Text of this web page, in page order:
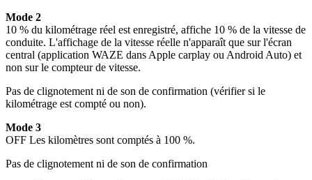
Mode 2
10 % du kilométrage réel est enregistré, affiche 10 % de la vitesse de
conduite. L'affichage de la vitesse réelle n'apparaît que sur l'écran
central (application WAZE dans Apple carplay ou Android Auto) et
non sur le compteur de vitesse.
Pas de clignotement ni de son de confirmation (vérifier si le
kilométrage est compté ou non).
Mode 3
OFF Les kilomètres sont comptés à 100 %.
Pas de clignotement ni de son de confirmation